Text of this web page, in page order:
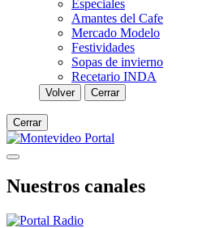
Especiales
Amantes del Cafe
Mercado Modelo
Festividades
Sopas de invierno
Recetario INDA
Volver Cerrar
Cerrar
Nuestros canales